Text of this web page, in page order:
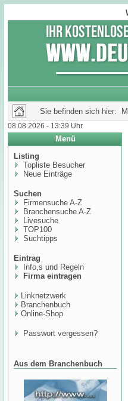
Sie befinden sich hier:
08.08.2026 - 13:39 Uhr
Menü
Listing
Topliste Besucher
Neue Einträge
Suchen
Firmensuche A-Z
Branchensuche A-Z
Livesuche
TOP100
Suchtipps
Eintrag
Info,s und Regeln
Firma eintragen
Linknetzwerk
Branchenbuch
Online-Shop
Passwort vergessen?
Aus dem Branchenbuch